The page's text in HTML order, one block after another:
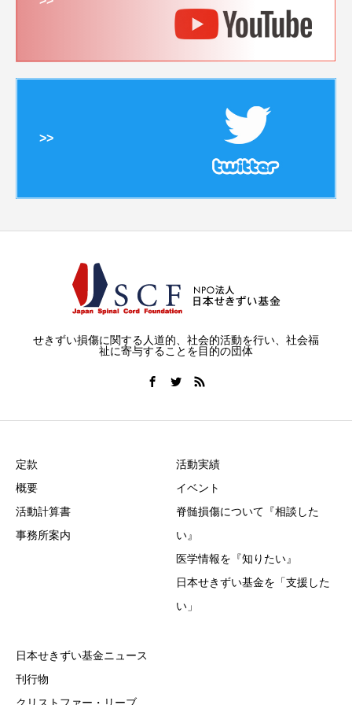
>>
せきずい損傷に関する人道的、社会的活動を行い、社会福
祉に寄与することを目的の団体
定款
概要
活動計算書
事務所案内
活動実績
イベント
脊髄損傷について『相談した
い』
医学情報を『知りたい』
日本せきずい基金を「支援した
い」
日本せきずい基金ニュース
刊行物